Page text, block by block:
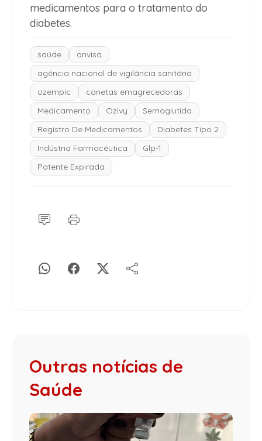
medicamentos para o tratamento do
diabetes.
saúde
anvisa
agência nacional de vigilância sanitária
ozempic
canetas emagrecedoras
Medicamento
Ozivy
Semaglutida
Registro De Medicamentos
Diabetes Tipo 2
Indústria Farmacêutica
Glp-1
Patente Expirada
Outras notícias de
Saúde